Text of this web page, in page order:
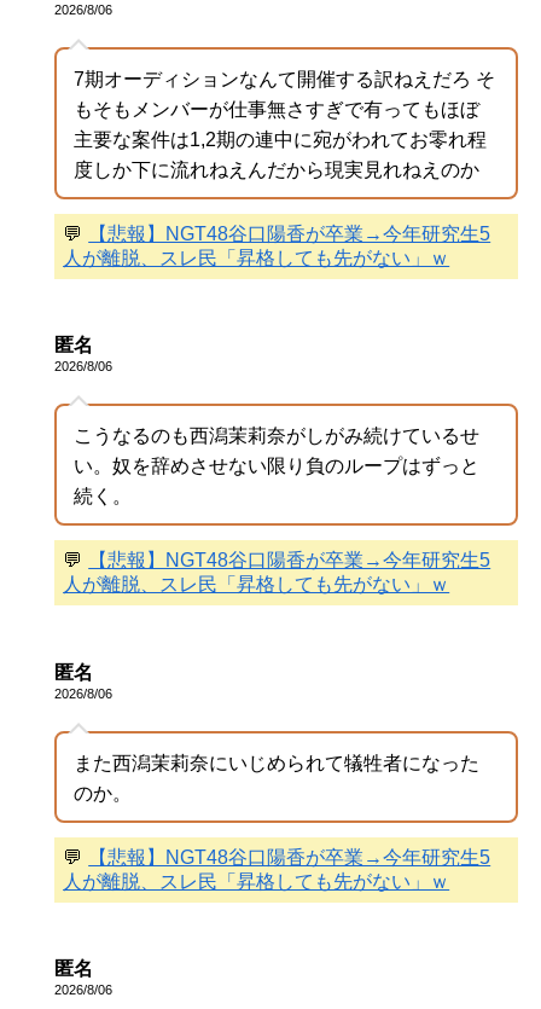
2026/8/06
7期オーディションなんて開催する訳ねえだろ そ
もそもメンバーが仕事無さすぎで有ってもほぼ
主要な案件は1,2期の連中に宛がわれてお零れ程
度しか下に流れねえんだから現実見れねえのか
💬
【悲報】NGT48谷口陽香が卒業→今年研究生5
人が離脱、スレ民「昇格しても先がない」ｗ
匿名
2026/8/06
こうなるのも西潟茉莉奈がしがみ続けているせ
い。奴を辞めさせない限り負のループはずっと
続く。
💬
【悲報】NGT48谷口陽香が卒業→今年研究生5
人が離脱、スレ民「昇格しても先がない」ｗ
匿名
2026/8/06
また西潟茉莉奈にいじめられて犠牲者になった
のか。
💬
【悲報】NGT48谷口陽香が卒業→今年研究生5
人が離脱、スレ民「昇格しても先がない」ｗ
匿名
2026/8/06